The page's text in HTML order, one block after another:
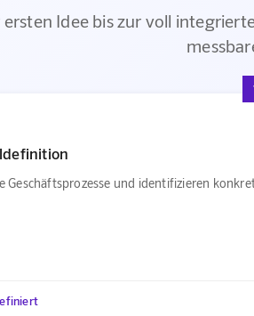
ersten Idee bis zur voll
Geschäftsprozesse und identifizieren